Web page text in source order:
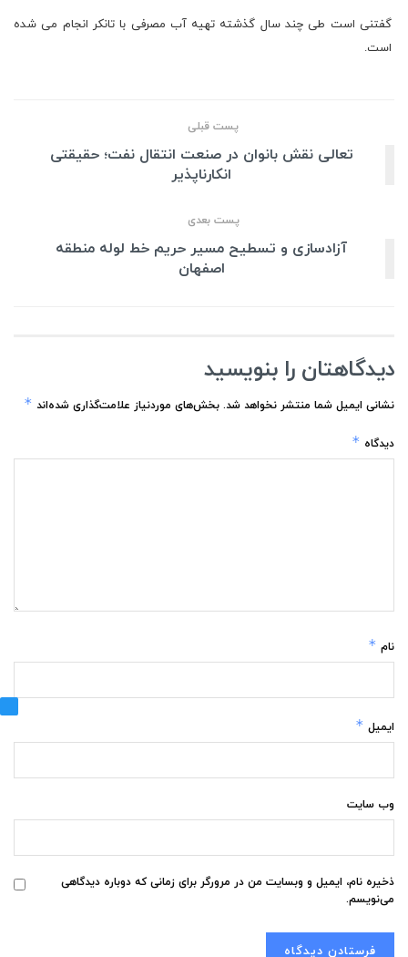
گفتنی است طی چند سال گذشته تهیه آب مصرفی با تانکر انجام می شده
است.
پست قبلی
تعالی نقش بانوان در صنعت انتقال نفت؛ حقیقتی
انکارناپذیر
پست بعدی
آزادسازی و تسطیح مسیر حریم خط لوله منطقه
اصفهان
دیدگاهتان را بنویسید
نشانی ایمیل شما منتشر نخواهد شد. بخش‌های موردنیاز علامت‌گذاری شده‌اند *
دیدگاه *
نام *
ایمیل *
وب‌ سایت
ذخیره نام، ایمیل و وبسایت من در مرورگر برای زمانی که دوباره دیدگاهی
می‌نویسم.